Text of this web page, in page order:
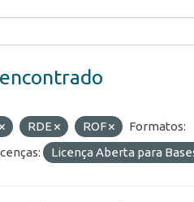
RDE ROF
Formatos:
Licença Aberta para